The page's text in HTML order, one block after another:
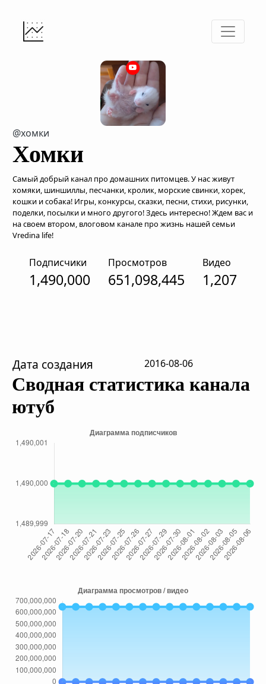
@хомки
Хомки
Самый добрый канал про домашних питомцев. У нас живут
хомяки, шиншиллы, песчанки, кролик, морские свинки, хорек,
кошки и собака! Игры, конкурсы, сказки, песни, стихи, рисунки,
поделки, посылки и много другого! Здесь интересно! Ждем вас и
на своем втором, влоговом канале про жизнь нашей семьи
Vredina life!
Подписчики
1,490,000
Просмотров
651,098,445
Видео
1,207
Дата создания 2016-08-06
Сводная статистика канала
ютуб